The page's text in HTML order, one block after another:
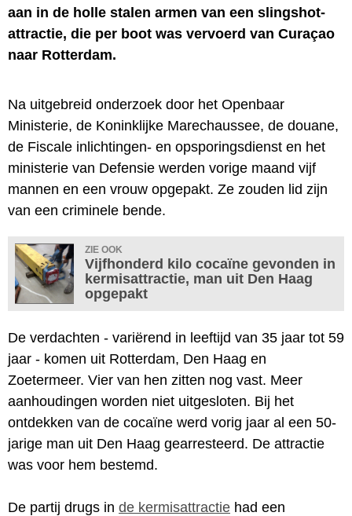
aan in de holle stalen armen van een slingshot-
attractie, die per boot was vervoerd van Curaçao
naar Rotterdam.
Na uitgebreid onderzoek door het Openbaar
Ministerie, de Koninklijke Marechaussee, de douane,
de Fiscale inlichtingen- en opsporingsdienst en het
ministerie van Defensie werden vorige maand vijf
mannen en een vrouw opgepakt. Ze zouden lid zijn
van een criminele bende.
ZIE OOK
Vijfhonderd kilo cocaïne gevonden in
kermisattractie, man uit Den Haag
opgepakt
De verdachten - variërend in leeftijd van 35 jaar tot 59
jaar - komen uit Rotterdam, Den Haag en
Zoetermeer. Vier van hen zitten nog vast. Meer
aanhoudingen worden niet uitgesloten. Bij het
ontdekken van de cocaïne werd vorig jaar al een 50-
jarige man uit Den Haag gearresteerd. De attractie
was voor hem bestemd.
De partij drugs in de kermisattractie had een